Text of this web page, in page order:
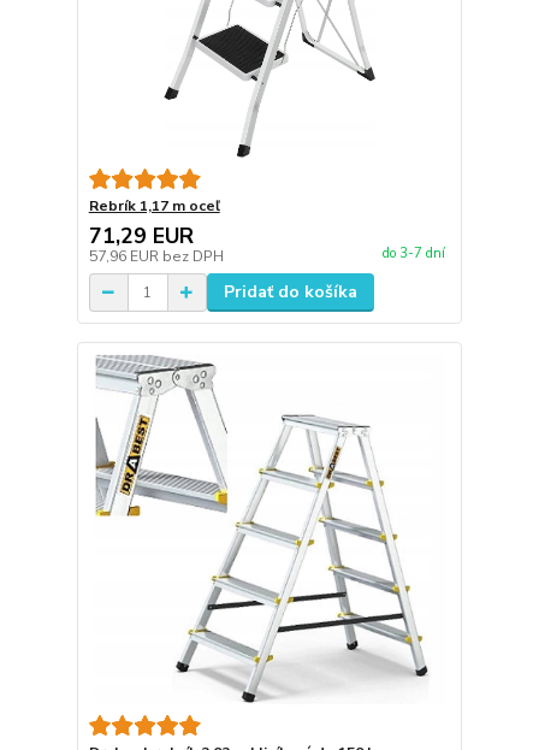
Rebrík 1,17 m oceľ
71,29 EUR
57,96 EUR bez DPH do 3-7 dní
Pridať do košíka